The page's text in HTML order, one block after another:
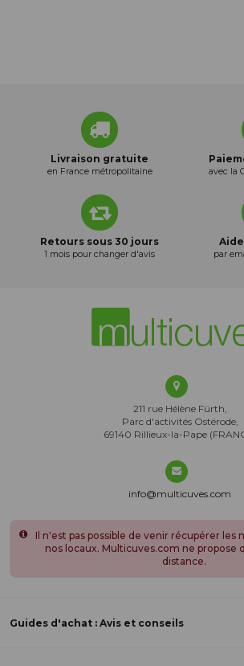
Livraison gratuite
en France métropolitaine avec la
Retours sous 30 jours
1 mois pour changer d'avis par
211 rue Hélène Fürth,
Parc d'activités Ostérode,
69140 Rillieux-la-Pape
info@multicuves.com
Il n'est pas possible de venir récupérer les
nos locaux. Multicuves.com ne propose
distance.
Guides d'achat : Avis et conseils